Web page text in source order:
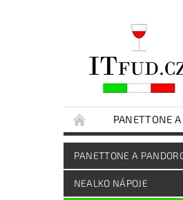
PANETTONE
ČOKOLÁDY
SICILSKÉ DELIKATESY
PANETTONE A
NEALKO NÁPOJE